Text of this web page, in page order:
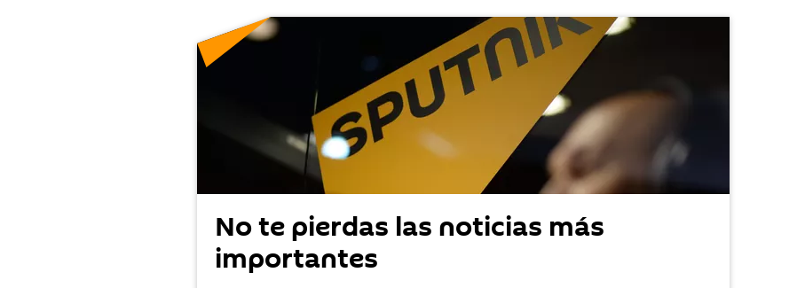
No te pierdas las noticias más
importantes